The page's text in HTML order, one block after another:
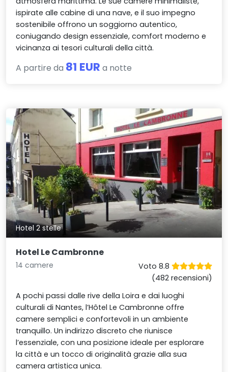
ispirate alle cabine di una nave, e il suo impegno
sostenibile offrono un soggiorno autentico,
coniugando design essenziale, comfort moderno e
vicinanza ai tesori culturali della città.
A partire da 81 EUR a notte
Hotel 2 stelle
Hotel Le Cambronne
14 camere
Voto 8.8
(482 recensioni)
A pochi passi dalle rive della Loira e dai luoghi
culturali di Nantes, l’Hôtel Le Cambronne offre
camere semplici e confortevoli in un ambiente
tranquillo. Un indirizzo discreto che riunisce
l’essenziale, con una posizione ideale per esplorare
la città e un tocco di originalità grazie alla sua
camera artistica unica.